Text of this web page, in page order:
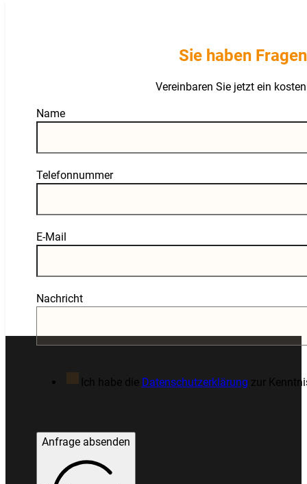
Sie haben
Vereinbaren Sie jetzt ein
Name
Telefonnummer
E-Mail
Nachricht
Ich habe die Datenschutzerklärung zur
Guardian
Anfrage absenden